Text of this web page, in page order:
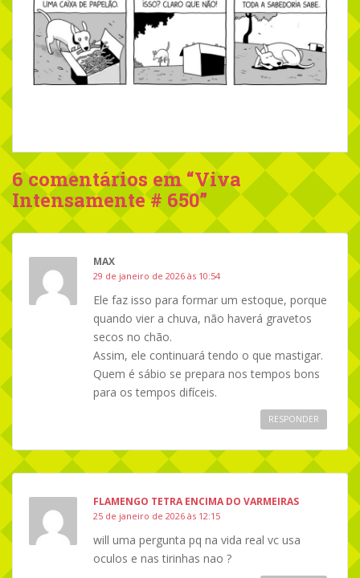
6 comentários em “Viva
Intensamente # 650”
MAX
29 de janeiro de 2026 às 10:54
Ele faz isso para formar um estoque, porque
quando vier a chuva, não haverá gravetos
secos no chão.
Assim, ele continuará tendo o que mastigar.
Quem é sábio se prepara nos tempos bons
para os tempos difíceis.
RESPONDER
FLAMENGO TETRA ENCIMA DO VARMEIRAS
25 de janeiro de 2026 às 12:15
will uma pergunta pq na vida real vc usa
oculos e nas tirinhas nao ?